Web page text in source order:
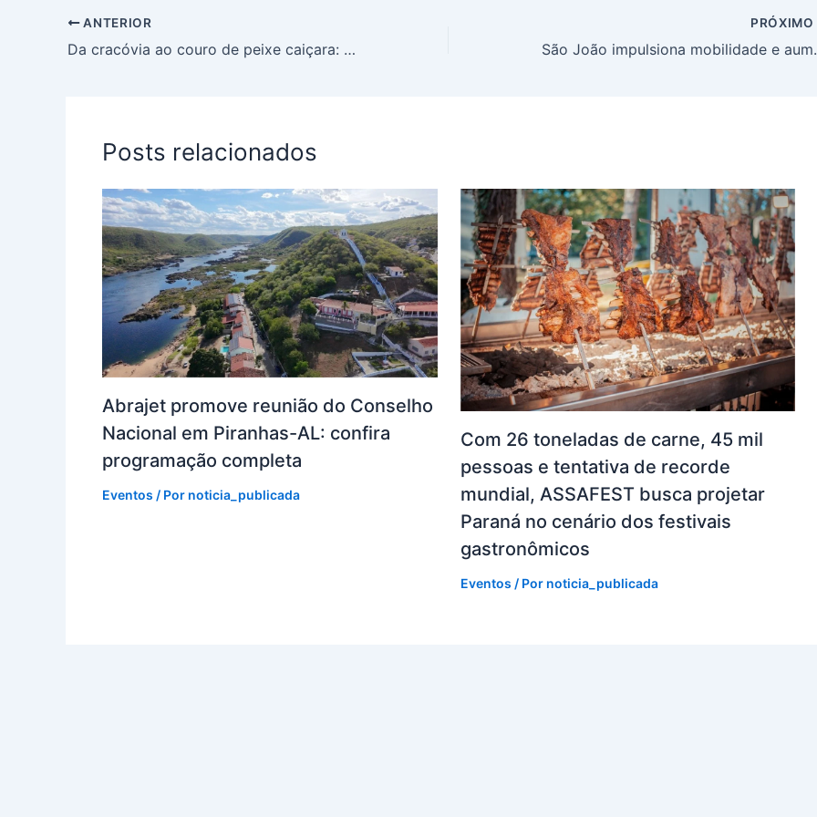
ANTERIOR
Da cracóvia ao couro de peixe caiçara: Indicações Geográficas são vitrine do Paraná no FITCataratas
PRÓXIMO
São João
Posts relacionados
Abrajet promove reunião do Conselho
Nacional em Piranhas-AL: confira
programação completa
Eventos / Por noticia_publicada
Com 26 toneladas de carne, 45 mil
pessoas e tentativa de recorde
mundial, ASSAFEST busca projetar
Paraná no cenário dos festivais
gastronômicos
Eventos / Por noticia_publicada